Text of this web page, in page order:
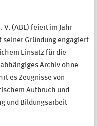
V. (ABL) feiert im Jahr
Gründung engagiert
Einsatz für die
Archiv ohne
es Zeugnisse von
Aufbruch und
und Bildungsarbeit